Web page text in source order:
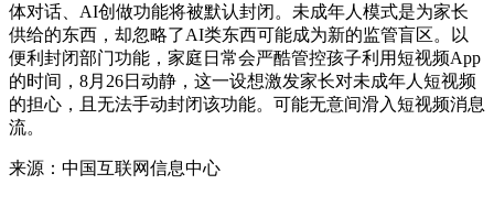
体对话、AI创做功能将被默认封闭。未成年人模式是为家长
供给的东西，却忽略了AI类东西可能成为新的监管盲区。以
便利封闭部门功能，家庭日常会严酷管控孩子利用短视频App
的时间，8月26日动静，这一设想激发家长对未成年人短视频
的担心，且无法手动封闭该功能。可能无意间滑入短视频消息
流。
来源：中国互联网信息中心